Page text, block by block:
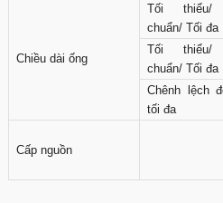
Chiều dài ống
Tối thiểu/
chuẩn/ Tối đa
Tối thiểu/
chuẩn/ Tối đa
Chênh lệch
tối đa
Cấp nguồn